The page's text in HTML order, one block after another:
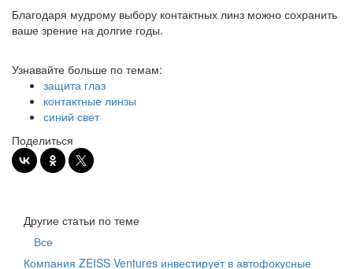
Благодаря мудрому выбору контактных линз можно сохранить
ваше зрение на долгие годы.
Узнавайте больше по темам:
защита глаз
контактные линзы
синий свет
Поделиться
Другие статьи по теме
Все
Компания ZEISS Ventures инвестирует в автофокусные